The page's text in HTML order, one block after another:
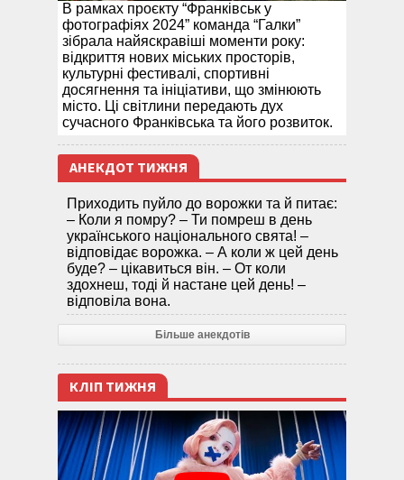
В рамках проєкту “Франківськ у
фотографіях 2024” команда “Галки”
зібрала найяскравіші моменти року:
відкриття нових міських просторів,
культурні фестивалі, спортивні
досягнення та ініціативи, що змінюють
місто. Ці світлини передають дух
сучасного Франківська та його розвиток.
АНЕКДОТ ТИЖНЯ
Приходить пуйло до ворожки та й питає:
– Коли я помру? – Ти помреш в день
українського національного свята! –
відповідає ворожка. – А коли ж цей день
буде? – цікавиться він. – От коли
здохнеш, тоді й настане цей день! –
відповіла вона.
Більше анекдотів
КЛІП ТИЖНЯ